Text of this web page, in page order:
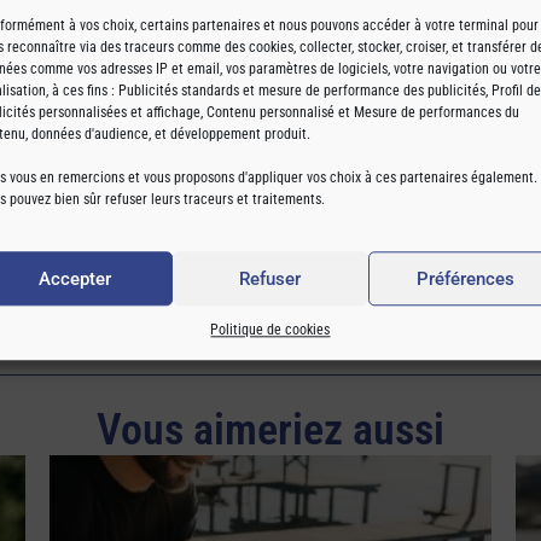
à vos choix, certains partenaires et nous pouvons accéder à votre terminal pour
reconnaître via des traceurs comme des cookies, collecter, stocker, croiser, et transférer
comme vos adresses IP et email, vos paramètres de logiciels, votre navigation ou votre
à ces fins : Publicités standards et mesure de performance des publicités, Profil de
personnalisées et affichage, Contenu personnalisé et Mesure de performances du
données d'audience, et développement produit.
vous en remercions et vous proposons d'appliquer vos choix à ces partenaires également.
pouvez bien sûr refuser leurs traceurs et traitements.
Accepter Refuser Préférences
Politique de cookies
Ce produit est actuellement en rupture et indisponible.
Vous aimeriez aussi